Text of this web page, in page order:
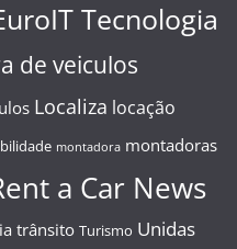
Tecnologia
de veiculos
Localiza locação
montadora montadoras
a Car News
trânsito Turismo Unidas